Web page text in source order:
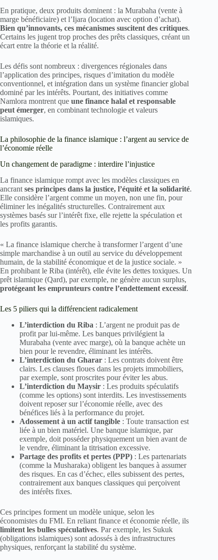
En pratique, deux produits dominent : la Murabaha (vente à
marge bénéficiaire) et l’Ijara (location avec option d’achat).
Bien qu’innovants, ces mécanismes suscitent des critiques.
Certains les jugent trop proches des prêts classiques, créant un
écart entre la théorie et la réalité.
Les défis sont nombreux : divergences régionales dans
l’application des principes, risques d’imitation du modèle
conventionnel, et intégration dans un système financier global
dominé par les intérêts. Pourtant, des initiatives comme
Namlora montrent que une finance halal et responsable
peut émerger, en combinant technologie et valeurs
islamiques.
La philosophie de la finance islamique : l’argent au service de
l’économie réelle
Un changement de paradigme : interdire l’injustice
La finance islamique rompt avec les modèles classiques en
ancrant ses principes dans la justice, l’équité et la solidarité.
Elle considère l’argent comme un moyen, non une fin, pour
éliminer les inégalités structurelles. Contrairement aux
systèmes basés sur l’intérêt fixe, elle rejette la spéculation et
les profits garantis.
« La finance islamique cherche à transformer l’argent d’une
simple marchandise à un outil au service du développement
humain, de la stabilité économique et de la justice sociale. »
En prohibant le Riba (intérêt), elle évite les dettes toxiques. Un
prêt islamique (Qard), par exemple, ne génère aucun surplus,
protégeant les emprunteurs contre l’endettement excessif.
Les 5 piliers qui la différencient radicalement
L’interdiction du Riba : L’argent ne produit pas de
profit par lui-même. Les banques privilégient la
Murabaha (vente avec marge), où la banque achète un
bien pour le revendre, éliminant les intérêts.
L’interdiction du Gharar : Les contrats doivent être
clairs. Les clauses floues dans les projets immobiliers,
par exemple, sont proscrites pour éviter les abus.
L’interdiction du Maysir : Les produits spéculatifs
(comme les options) sont interdits. Les investissements
doivent reposer sur l’économie réelle, avec des
bénéfices liés à la performance du projet.
Adossement à un actif tangible : Toute transaction est
liée à un bien matériel. Une banque islamique, par
exemple, doit posséder physiquement un bien avant de
le vendre, éliminant la titrisation excessive.
Partage des profits et pertes (PPP) : Les partenariats
(comme la Musharaka) obligent les banques à assumer
des risques. En cas d’échec, elles subissent des pertes,
contrairement aux banques classiques qui perçoivent
des intérêts fixes.
Ces principes forment un modèle unique, selon les
économistes du FMI. En reliant finance et économie réelle, ils
limitent les bulles spéculatives. Par exemple, les Sukuk
(obligations islamiques) sont adossés à des infrastructures
physiques, renforçant la stabilité du système.